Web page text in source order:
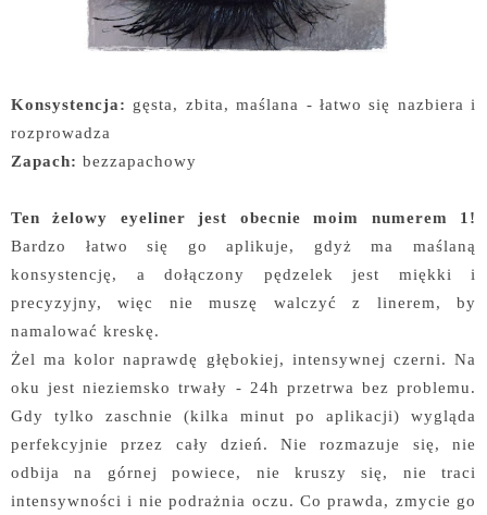
Konsystencja: gęsta, zbita, maślana - łatwo się nazbiera i
rozprowadza
Zapach: bezzapachowy
Ten żelowy eyeliner jest obecnie moim numerem 1!
Bardzo łatwo się go aplikuje, gdyż ma maślaną
konsystencję, a dołączony pędzelek jest miękki i
precyzyjny, więc nie muszę walczyć z linerem, by
namalować kreskę.
Żel ma kolor naprawdę głębokiej, intensywnej czerni. Na
oku jest nieziemsko trwały - 24h przetrwa bez problemu.
Gdy tylko zaschnie (kilka minut po aplikacji) wygląda
perfekcyjnie przez cały dzień. Nie rozmazuje się, nie
odbija na górnej powiece, nie kruszy się, nie traci
intensywności i nie podrażnia oczu. Co prawda, zmycie go